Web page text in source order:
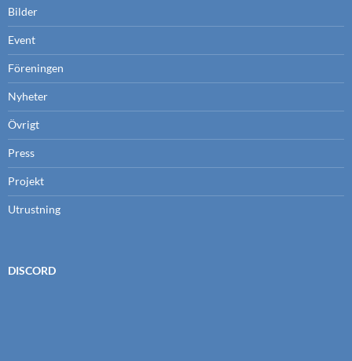
Bilder
Event
Föreningen
Nyheter
Övrigt
Press
Projekt
Utrustning
DISCORD